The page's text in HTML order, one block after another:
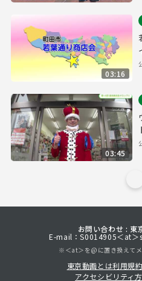
03:16
03:45
お問い合わせ : 東
E-mail：S0014905＜at
※＜at＞を@に置き換えてメ
東京動画とは利用規約
アクセシビリティ